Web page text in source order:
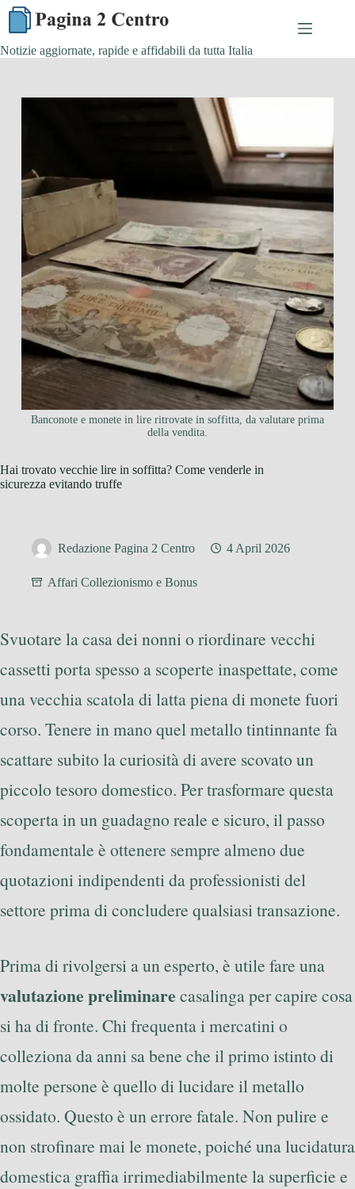
Skip
content
Notizie aggiornate, rapide e affidabili da tutta Italia
Banconote e monete in lire ritrovate in soffitta, da valutare prima
della vendita.
Hai trovato vecchie lire in soffitta? Come venderle in
sicurezza evitando truffe
Redazione Pagina 2 Centro 4 April 2026
Affari Collezionismo e Bonus
Svuotare la casa dei nonni o riordinare vecchi
cassetti porta spesso a scoperte inaspettate, come
una vecchia scatola di latta piena di monete fuori
corso. Tenere in mano quel metallo tintinnante fa
scattare subito la curiosità di avere scovato un
piccolo tesoro domestico. Per trasformare questa
scoperta in un guadagno reale e sicuro, il passo
fondamentale è ottenere sempre almeno due
quotazioni indipendenti da professionisti del
settore prima di concludere qualsiasi transazione.
Prima di rivolgersi a un esperto, è utile fare una
valutazione preliminare casalinga per capire cosa
si ha di fronte. Chi frequenta i mercatini o
colleziona da anni sa bene che il primo istinto di
molte persone è quello di lucidare il metallo
ossidato. Questo è un errore fatale. Non pulire e
non strofinare mai le monete, poiché una lucidatura
domestica graffia irrimediabilmente la superficie e